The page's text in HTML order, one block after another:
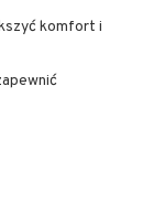
komfort i